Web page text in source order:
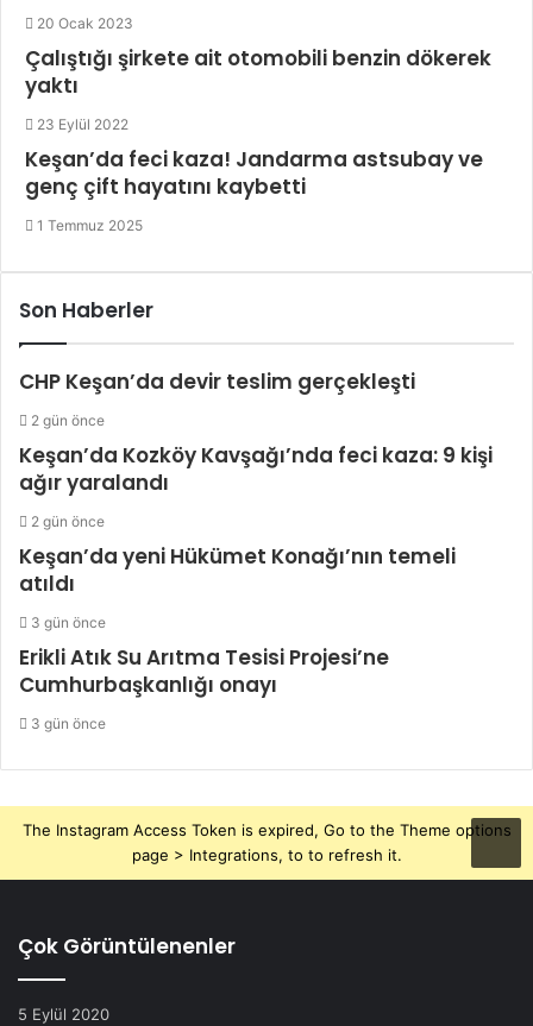
20 Ocak 2023
Çalıştığı şirkete ait otomobili benzin dökerek
yaktı
23 Eylül 2022
Keşan’da feci kaza! Jandarma astsubay ve
genç çift hayatını kaybetti
1 Temmuz 2025
Son Haberler
CHP Keşan’da devir teslim gerçekleşti
2 gün önce
Keşan’da Kozköy Kavşağı’nda feci kaza: 9 kişi
ağır yaralandı
2 gün önce
Keşan’da yeni Hükümet Konağı’nın temeli
atıldı
3 gün önce
Erikli Atık Su Arıtma Tesisi Projesi’ne
Cumhurbaşkanlığı onayı
3 gün önce
The Instagram Access Token is expired, Go to the Theme options
page > Integrations, to to refresh it.
Çok Görüntülenenler
5 Eylül 2020